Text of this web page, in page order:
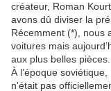
créateur, Roman
avons dû diviser la
Récemment (*), nous
voitures mais
aux plus belles pièces.
À l’époque
n'était pas